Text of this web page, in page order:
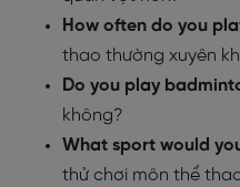
How often do you
thao thường xuyên
Do you play
không?
What sport would
thử chơi môn thể